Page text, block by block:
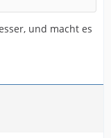
und macht es